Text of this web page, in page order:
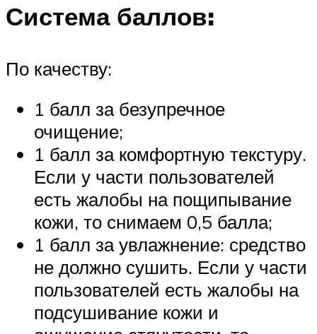
Система баллов:
По качеству:
1 балл за безупречное
очищение;
1 балл за комфортную текстуру.
Если у части пользователей
есть жалобы на пощипывание
кожи, то снимаем 0,5 балла;
1 балл за увлажнение: средство
не должно сушить. Если у части
пользователей есть жалобы на
подсушивание кожи и